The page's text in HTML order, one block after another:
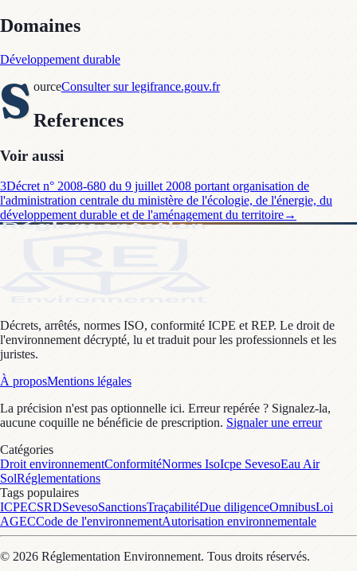
Domaines
Développement durable
S ourceConsulter sur legifrance.gouv.fr
References
Voir aussi
3Décret n° 2008-680 du 9 juillet 2008 portant organisation de
l'administration centrale du ministère de l'écologie, de l'énergie, du
développement durable et de l'aménagement du territoire→
Décrets, arrêtés, normes ISO, conformité ICPE et REP. Le droit de
l'environnement décrypté, lu et traduit pour les professionnels et les
juristes.
À proposMentions légales
La précision n'est pas optionnelle ici. Erreur repérée ? Signalez-la,
aucune coquille ne bénéficie de prescription. Signaler une erreur
Catégories
Droit environnementConformitéNormes IsoIcpe SevesoEau Air
SolRéglementations
Tags populaires
ICPECSRDSevesoSanctionsTraçabilitéDue diligenceOmnibusLoi
AGECCode de l'environnementAutorisation environnementale
© 2026 Réglementation Environnement. Tous droits réservés.